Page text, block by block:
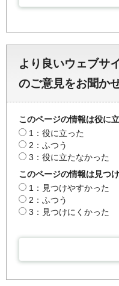
より良いウェブサ
のご意見をお聞か
このページの情報は役に
1：役に立った
2：ふつう
3：役に立たなかった
このページの情報は見つ
1：見つけやすかった
2：ふつう
3：見つけにくかった